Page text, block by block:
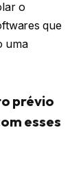
o
que
uma
prévio
esses